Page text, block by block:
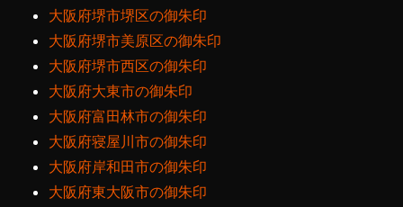
大阪府堺市堺区の御朱印
大阪府堺市美原区の御朱印
大阪府堺市西区の御朱印
大阪府大東市の御朱印
大阪府富田林市の御朱印
大阪府寝屋川市の御朱印
大阪府岸和田市の御朱印
大阪府東大阪市の御朱印